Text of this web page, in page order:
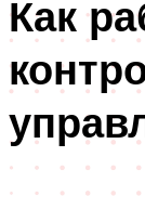
Как